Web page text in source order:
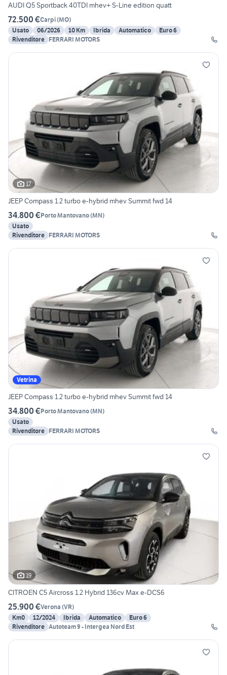
AUDI Q5 Sportback 40TDI mhev+ S-Line edition quatt
72.500 €Carpi(MO)
Usato
06/2026 10 Km Ibrida Automatico
Euro 6
Rivenditore FERRARI MOTORS
17
JEEP Compass 1.2 turbo e-hybrid mhev Summit fwd 14
34.800 €Porto Mantovano(MN)
Usato
Rivenditore FERRARI MOTORS
Vetrina
JEEP Compass 1.2 turbo e-hybrid mhev Summit fwd 14
34.800 €Porto Mantovano(MN)
Usato
Rivenditore FERRARI MOTORS
19
CITROEN C5 Aircross 1.2 Hybrid 136cv Max e-DCS6
25.900 €Verona (VR)
Km0
12/2024 Ibrida Automatico
Euro 6
Rivenditore Autoteam 9 - Intergea Nord Est